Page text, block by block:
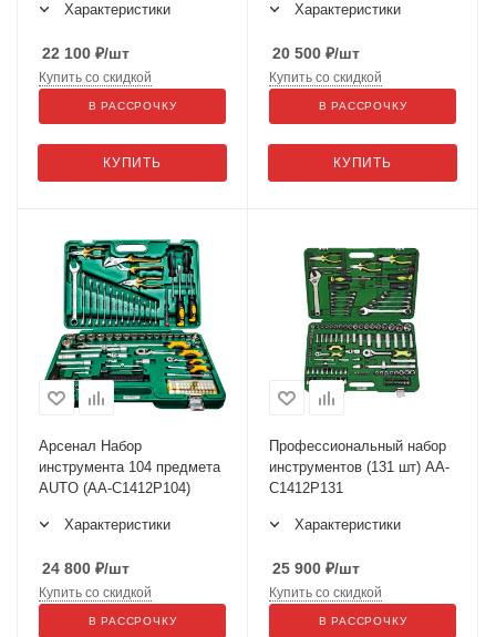
Характеристики
22 100 ₽/шт
КУПИТЬ
Купить со скидкой
В РАССРОЧКУ
Характеристики
20 500 ₽/шт
КУПИТЬ
Купить со скидкой
В РАССРОЧКУ
Арсенал Набор
инструмента 104 предмета
AUTO (AA-C1412P104)
Характеристики
24 800 ₽/шт
Купить со скидкой
В РАССРОЧКУ
Профессиональный набор
инструментов (131 шт) АА-
С1412Р131
Характеристики
25 900 ₽/шт
Купить со скидкой
В РАССРОЧКУ